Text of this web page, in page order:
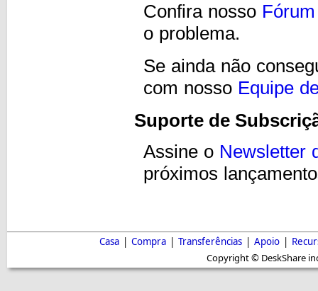
Confira nosso
o problema.
Se ainda não
com nosso Equipe
Suporte de
Assine o Newsletter
próximos
Casa | Compra | Transferências | Apoio |
Copyright © DeskShare